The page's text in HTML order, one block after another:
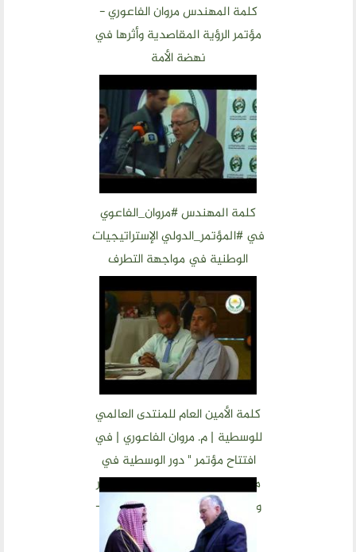
كلمة المهندس مروان الفاعوري -
مؤتمر الرؤية المقاصدية وأثرها في
نهضة الأمة
كلمة المهندس #مروان_الفاعوي
في #المؤتمر_الدولي الإستراتيجيات
الوطنية في مواجهة التطرف
والإرهاب العالمي جامعة مؤتة
كلمة الأمين العام للمنتدى العالمي
للوسطية | م. مروان الفاعوري | في
افتتاح مؤتمر " دور الوسطية في
مواجهة الإرهاب وتحقيق الإستقرار
والسلم العالمي " المالديف -14-4-